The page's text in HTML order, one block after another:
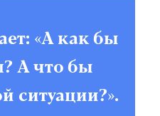
«А как бы
А что бы
ситуации?».